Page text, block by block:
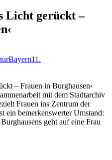
Licht gerückt –
Bayern11.
– Frauen in Burghausen‹
mit dem Stadtarchiv
Frauen ins Zentrum der
ein bemerkenswerter Umstand:
geht auf eine Frau